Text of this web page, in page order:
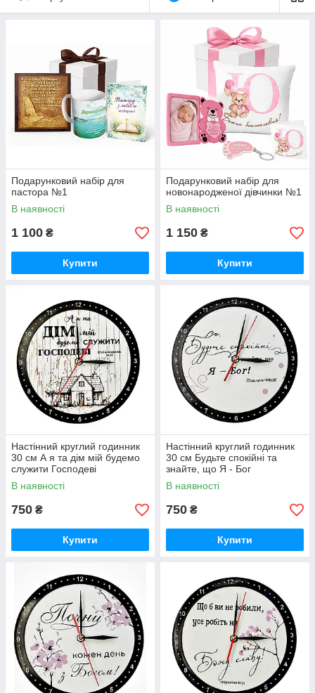
Подарунковий набір для
пастора №1
В наявності
1 100 ₴
Купити
Подарунковий набір для
новонародженої дівчинки №1
В наявності
1 150 ₴
Купити
Настінний круглий годинник
30 см А я та дім мій будемо
служити Господеві
В наявності
750 ₴
Купити
Настінний круглий годинник
30 см Будьте спокійні та
знайте, що Я - Бог
В наявності
750 ₴
Купити